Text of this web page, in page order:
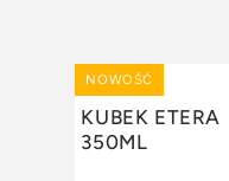
NOWOŚĆ
KUBEK ETERA
350ML